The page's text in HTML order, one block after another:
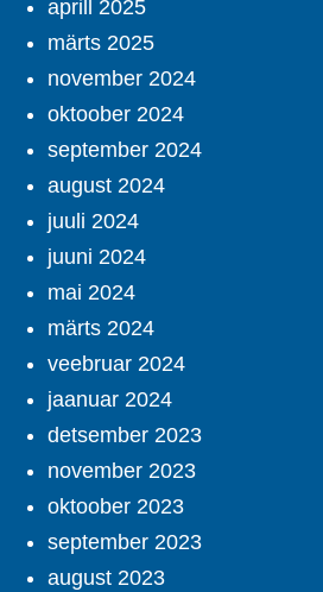
aprill 2025
märts 2025
november 2024
oktoober 2024
september 2024
august 2024
juuli 2024
juuni 2024
mai 2024
märts 2024
veebruar 2024
jaanuar 2024
detsember 2023
november 2023
oktoober 2023
september 2023
august 2023